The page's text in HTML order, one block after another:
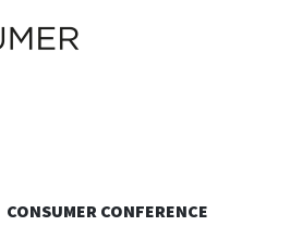
CONSUMER CONFERENCE